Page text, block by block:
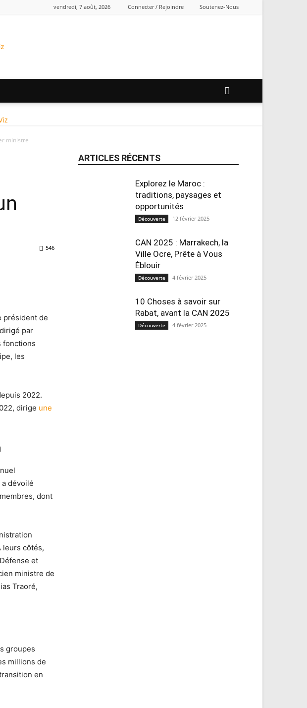
vendredi, 7 août, 2026 Connecter / Rejoindre Soutenez-Nous
ministre
546
président de
par
fonctions
les
2022.
dirige une
dévoilé
dont
leurs côtés,
et
ministre de
Traoré,
groupes
millions de
en
ARTICLES RÉCENTS
Explorez le Maroc :
traditions, paysages et
opportunités
Découverte 12 février 2025
CAN 2025 : Marrakech, la
Ville Ocre, Prête à Vous
Éblouir
Découverte 4 février 2025
10 Choses à savoir sur
Rabat, avant la CAN 2025
Découverte 4 février 2025